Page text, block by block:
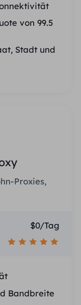
von 99.5
Stadt und
Proxies,
$0/Tag
Bandbreite